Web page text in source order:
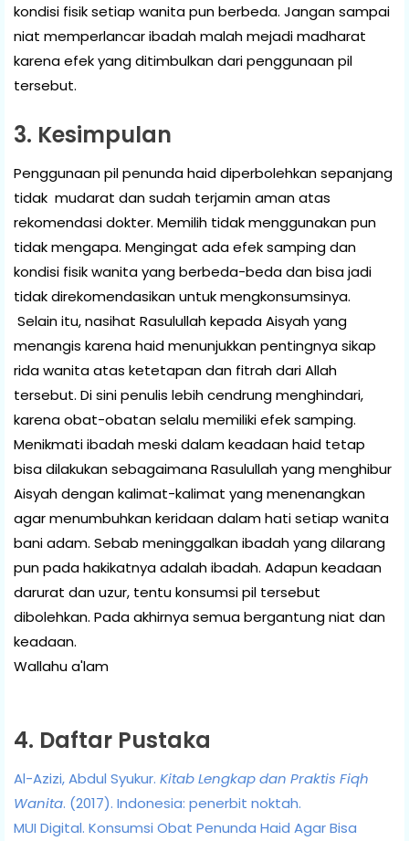
kondisi fisik setiap wanita pun berbeda. Jangan sampai
niat memperlancar ibadah malah mejadi madharat
karena efek yang ditimbulkan dari penggunaan pil
tersebut.
3. Kesimpulan
Penggunaan pil penunda haid diperbolehkan sepanjang
tidak mudarat dan sudah terjamin aman atas
rekomendasi dokter. Memilih tidak menggunakan pun
tidak mengapa. Mengingat ada efek samping dan
kondisi fisik wanita yang berbeda-beda dan bisa jadi
tidak direkomendasikan untuk mengkonsumsinya.
Selain itu, nasihat Rasulullah kepada Aisyah yang
menangis karena haid menunjukkan pentingnya sikap
rida wanita atas ketetapan dan fitrah dari Allah
tersebut. Di sini penulis lebih cendrung menghindari,
karena obat-obatan selalu memiliki efek samping.
Menikmati ibadah meski dalam keadaan haid tetap
bisa dilakukan sebagaimana Rasulullah yang menghibur
Aisyah dengan kalimat-kalimat yang menenangkan
agar menumbuhkan keridaan dalam hati setiap wanita
bani adam. Sebab meninggalkan ibadah yang dilarang
pun pada hakikatnya adalah ibadah. Adapun keadaan
darurat dan uzur, tentu konsumsi pil tersebut
dibolehkan. Pada akhirnya semua bergantung niat dan
keadaan.
Wallahu a'lam
4. Daftar Pustaka
Al-Azizi, Abdul Syukur. Kitab Lengkap dan Praktis Fiqh
Wanita. (2017). Indonesia: penerbit noktah.
MUI Digital. Konsumsi Obat Penunda Haid Agar Bisa